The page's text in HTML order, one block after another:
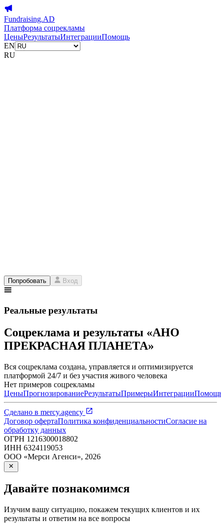
Fundraising.AD
Платформа соцрекламы
ЦеныРезультатыИнтеграцииПомощь
EN
RU
Попробовать Вход
Реальные результаты
Соцреклама и результаты «АНО
ПРЕКРАСНАЯ ПЛАНЕТА»
Вся соцреклама создана, управляется и оптимизируется
платформой 24/7 и без участия живого человека
Нет примеров соцрекламы
ЦеныПрогнозированиеРезультатыПримерыИнтеграции
Сделано в mercy.agency
Договор офертаПолитика конфиденциальностиСогласие на
обработку данных
ОГРН 1216300018802
ИНН 6324119053
ООО «Мерси Агенси», 2026
Давайте познакомимся
Изучим вашу ситуацию, покажем текущих клиентов и их
результаты и ответим на все вопросы